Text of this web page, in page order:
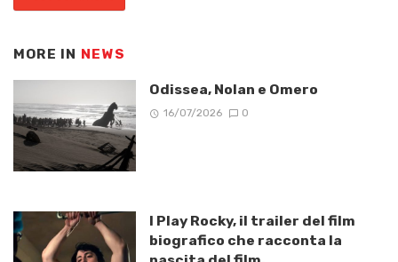
MORE IN NEWS
Odissea, Nolan e Omero
16/07/2026 0
I Play Rocky, il trailer del film
biografico che racconta la